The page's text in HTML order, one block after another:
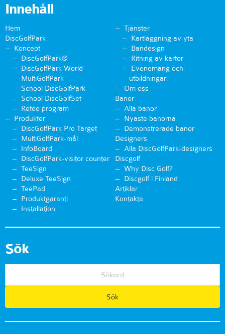
Innehåll
Hem
DiscGolfPark
Koncept
DiscGolfPark®
DiscGolfPark World
MultiGolfPark
School DiscGolfPark
School DiscGolfSet
Retee program
Produkter
DiscGolfPark Pro Target
MultiGolfPark-mål
InfoBoard
DiscGolfPark-visitor counter
TeeSign
Deluxe TeeSign
TeePad
Produktgaranti
Installation
Tjänster
Kartläggning av yta
Bandesign
Ritning av kartor
Evenemang och
utbildningar
Om oss
Banor
Alla banor
Nyaste banorna
Demonstrerade banor
Designers
Alla DiscGolfPark-designers
Discgolf
Why Disc Golf?
Discgolf i Finland
Artiklar
Kontakta
Sök